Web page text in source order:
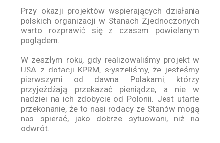
Przy okazji projektów wspierających działania
polskich organizacji w Stanach Zjednoczonych
warto rozprawić się z czasem powielanym
poglądem.
W zeszłym roku, gdy realizowaliśmy projekt w
USA z dotacji KPRM, słyszeliśmy, że jesteśmy
pierwszymi od dawna Polakami, którzy
przyjeżdżają przekazać pieniądze, a nie w
nadziei na ich zdobycie od Polonii. Jest utarte
przekonanie, że to nasi rodacy ze Stanów mogą
nas spierać, jako dobrze sytuowani, niż na
odwrót.